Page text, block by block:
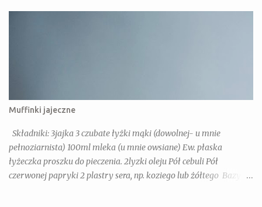
Muffinki jajeczne
Składniki: 3jajka 3 czubate łyżki mąki (dowolnej- u mnie
pełnoziarnista) 100ml mleka (u mnie owsiane) Ew. płaska
łyżeczka proszku do pieczenia. 2lyzki oleju Pół cebuli Pół
czerwonej papryki 2 plastry sera, np. koziego lub żółtego Bazylia,